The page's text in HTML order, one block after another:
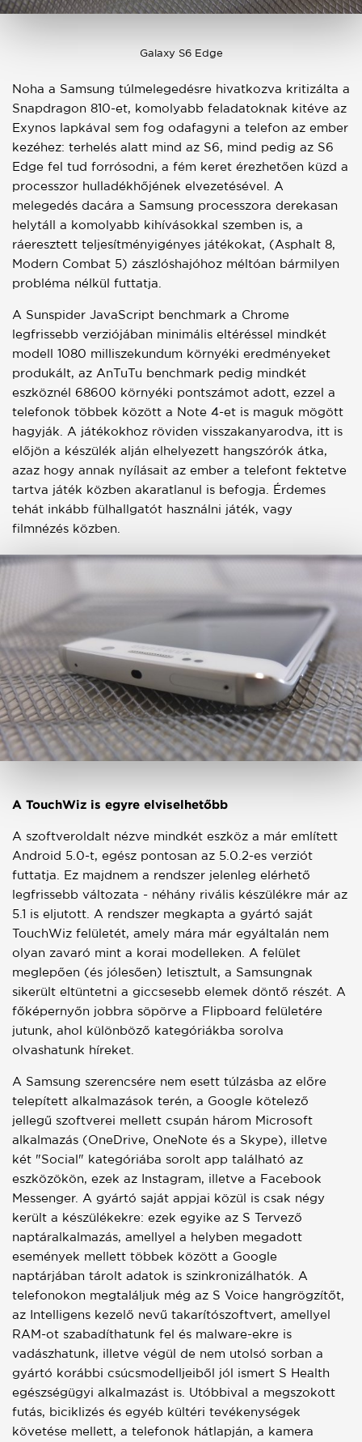
Galaxy S6 Edge
Noha a Samsung túlmelegedésre hivatkozva kritizálta a
Snapdragon 810-et, komolyabb feladatoknak kitéve az
Exynos lapkával sem fog odafagyni a telefon az ember
kezéhez: terhelés alatt mind az S6, mind pedig az S6
Edge fel tud forrósodni, a fém keret érezhetően küzd a
processzor hulladékhőjének elvezetésével. A
melegedés dacára a Samsung processzora derekasan
helytáll a komolyabb kihívásokkal szemben is, a
ráeresztett teljesítményigényes játékokat, (Asphalt 8,
Modern Combat 5) zászlóshajóhoz méltóan bármilyen
probléma nélkül futtatja.
A Sunspider JavaScript benchmark a Chrome
legfrissebb verziójában minimális eltéréssel mindkét
modell 1080 milliszekundum környéki eredményeket
produkált, az AnTuTu benchmark pedig mindkét
eszköznél 68600 környéki pontszámot adott, ezzel a
telefonok többek között a Note 4-et is maguk mögött
hagyják. A játékokhoz röviden visszakanyarodva, itt is
előjön a készülék alján elhelyezett hangszórók átka,
azaz hogy annak nyílásait az ember a telefont fektetve
tartva játék közben akaratlanul is befogja. Érdemes
tehát inkább fülhallgatót használni játék, vagy
filmnézés közben.
A TouchWiz is egyre elviselhetőbb
A szoftveroldalt nézve mindkét eszköz a már említett
Android 5.0-t, egész pontosan az 5.0.2-es verziót
futtatja. Ez majdnem a rendszer jelenleg elérhető
legfrissebb változata - néhány rivális készülékre már az
5.1 is eljutott. A rendszer megkapta a gyártó saját
TouchWiz felületét, amely mára már egyáltalán nem
olyan zavaró mint a korai modelleken. A felület
meglepően (és jólesően) letisztult, a Samsungnak
sikerült eltüntetni a giccsesebb elemek döntő részét. A
főképernyőn jobbra söpörve a Flipboard felületére
jutunk, ahol különböző kategóriákba sorolva
olvashatunk híreket.
A Samsung szerencsére nem esett túlzásba az előre
telepített alkalmazások terén, a Google kötelező
jellegű szoftverei mellett csupán három Microsoft
alkalmazás (OneDrive, OneNote és a Skype), illetve
két "Social" kategóriába sorolt app található az
eszközökön, ezek az Instagram, illetve a Facebook
Messenger. A gyártó saját appjai közül is csak négy
került a készülékekre: ezek egyike az S Tervező
naptáralkalmazás, amellyel a helyben megadott
események mellett többek között a Google
naptárjában tárolt adatok is szinkronizálhatók. A
telefonokon megtaláljuk még az S Voice hangrögzítőt,
az Intelligens kezelő nevű takarítószoftvert, amellyel
RAM-ot szabadíthatunk fel és malware-ekre is
vadászhatunk, illetve végül de nem utolsó sorban a
gyártó korábbi csúcsmodelljeiből jól ismert S Health
egészségügyi alkalmazást is. Utóbbival a megszokott
futás, biciklizés és egyéb kültéri tevékenységek
követése mellett, a telefonok hátlapján, a kamera